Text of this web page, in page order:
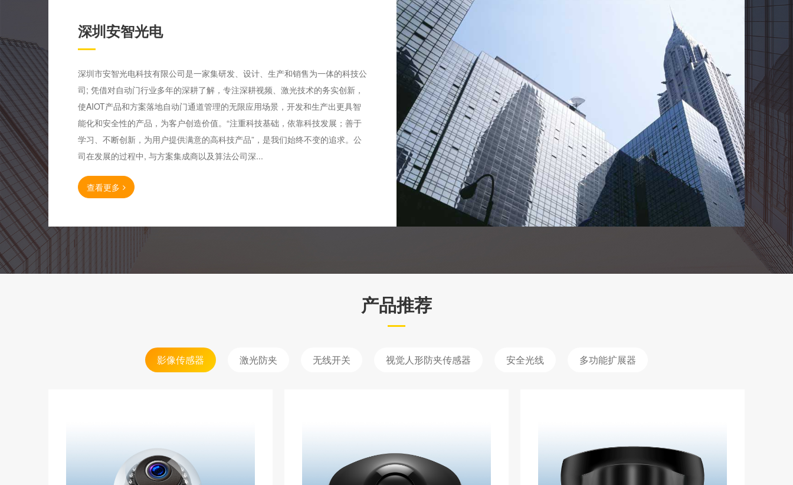
深圳安智光电
深圳市安智光电科技有限公司是一家集研发、设计、生产和销售为一体的科技公
司; 凭借对自动门行业多年的深耕了解，专注深耕视频、激光技术的务实创新，
使AIOT产品和方案落地自动门通道管理的无限应用场景，开发和生产出更具智
能化和安全性的产品，为客户创造价值。“注重科技基础，依靠科技发展；善于
学习、不断创新，为用户提供满意的高科技产品”，是我们始终不变的追求。公
司在发展的过程中, 与方案集成商以及算法公司深...
查看更多
产品推荐
影像传感器 激光防夹 无线开关 视觉人形防夹传感器 安全光线 多功能扩展器